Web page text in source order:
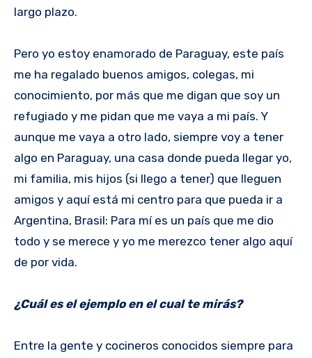
largo plazo.
Pero yo estoy enamorado de Paraguay, este país
me ha regalado buenos amigos, colegas, mi
conocimiento, por más que me digan que soy un
refugiado y me pidan que me vaya a mi país. Y
aunque me vaya a otro lado, siempre voy a tener
algo en Paraguay, una casa donde pueda llegar yo,
mi familia, mis hijos (si llego a tener) que lleguen
amigos y aquí está mi centro para que pueda ir a
Argentina, Brasil: Para mí es un país que me dio
todo y se merece y yo me merezco tener algo aquí
de por vida.
¿Cuál es el ejemplo en el cual te mirás?
Entre la gente y cocineros conocidos siempre para